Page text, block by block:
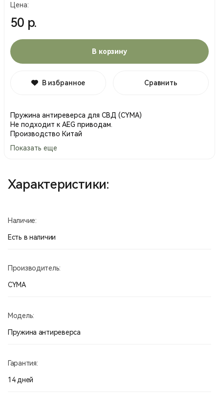
Цена:
50 р.
В корзину
В избранное Сравнить
Пружина антиреверса для СВД (CYMA)
Не подходит к AEG приводам.
Производство Китай
Показать еще
Характеристики:
Наличие:
Есть в наличии
Производитель:
CYMA
Модель:
Пружина антиреверса
Гарантия:
14 дней